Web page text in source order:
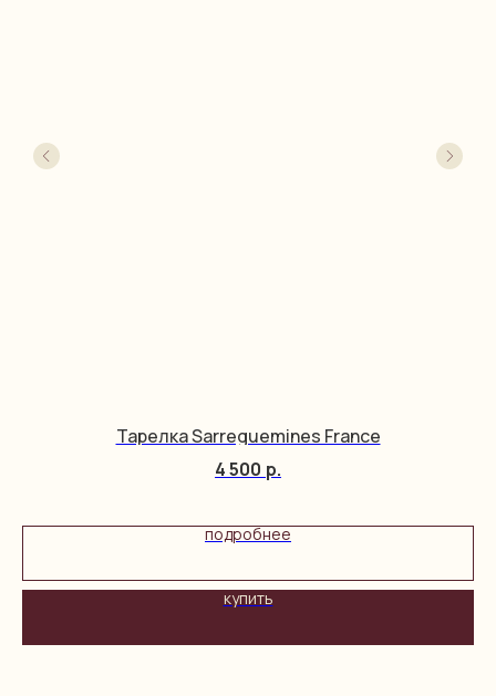
Тарелка Sarreguemines France
4 500 р.
подробнее
купить